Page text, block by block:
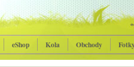
eShop Kola Obchody